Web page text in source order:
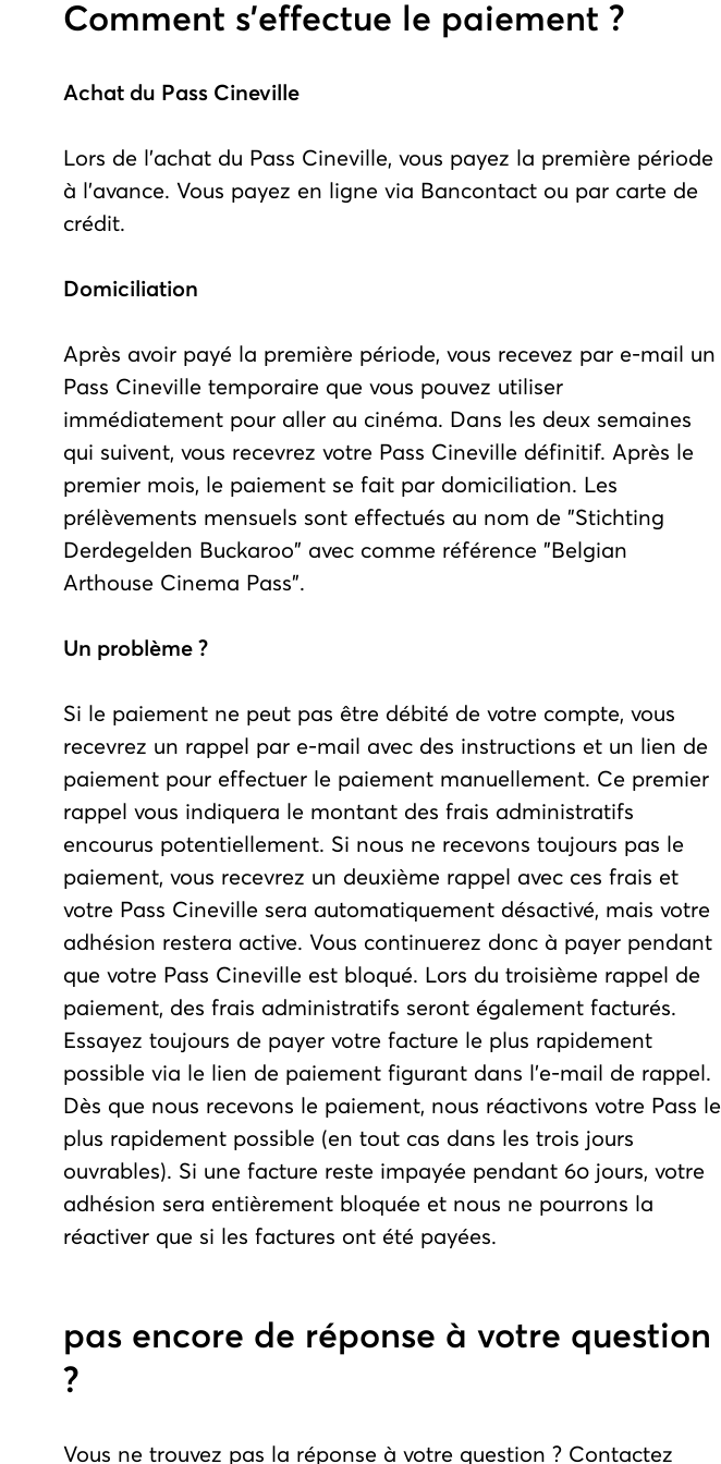
Comment s'effectue le paiement ?
Achat du Pass Cineville
Lors de l'achat du Pass Cineville, vous payez la première période
à l'avance. Vous payez en ligne via Bancontact ou par carte de
crédit.
Domiciliation
Après avoir payé la première période, vous recevez par e-mail un
Pass Cineville temporaire que vous pouvez utiliser
immédiatement pour aller au cinéma. Dans les deux semaines
qui suivent, vous recevrez votre Pass Cineville définitif. Après le
premier mois, le paiement se fait par domiciliation. Les
prélèvements mensuels sont effectués au nom de "Stichting
Derdegelden Buckaroo" avec comme référence "Belgian
Arthouse Cinema Pass".
Un problème ?
Si le paiement ne peut pas être débité de votre compte, vous
recevrez un rappel par e-mail avec des instructions et un lien de
paiement pour effectuer le paiement manuellement. Ce premier
rappel vous indiquera le montant des frais administratifs
encourus potentiellement. Si nous ne recevons toujours pas le
paiement, vous recevrez un deuxième rappel avec ces frais et
votre Pass Cineville sera automatiquement désactivé, mais votre
adhésion restera active. Vous continuerez donc à payer pendant
que votre Pass Cineville est bloqué. Lors du troisième rappel de
paiement, des frais administratifs seront également facturés.
Essayez toujours de payer votre facture le plus rapidement
possible via le lien de paiement figurant dans l'e-mail de rappel.
Dès que nous recevons le paiement, nous réactivons votre Pass le
plus rapidement possible (en tout cas dans les trois jours
ouvrables). Si une facture reste impayée pendant 60 jours, votre
adhésion sera entièrement bloquée et nous ne pourrons la
réactiver que si les factures ont été payées.
pas encore de réponse à votre question
?
Vous ne trouvez pas la réponse à votre question ? Contactez